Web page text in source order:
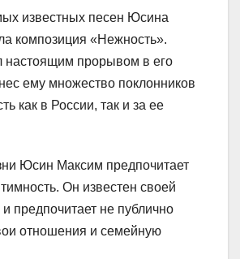
известных песен Юсина
композиция «Нежность».
настоящим прорывом в его
ему множество поклонников
как в России, так и за ее
Юсин Максим предпочитает
Он известен своей
предпочитает не публично
отношения и семейную